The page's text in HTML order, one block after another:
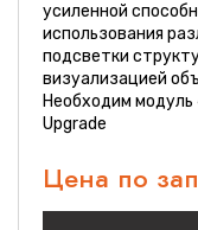
усиленной
использования
подсветки
визуализацией
Необходим
Upgrade
Цена по